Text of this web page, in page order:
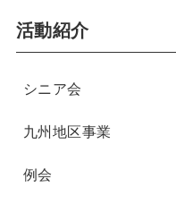
活動紹介
シニア会
九州地区事業
例会